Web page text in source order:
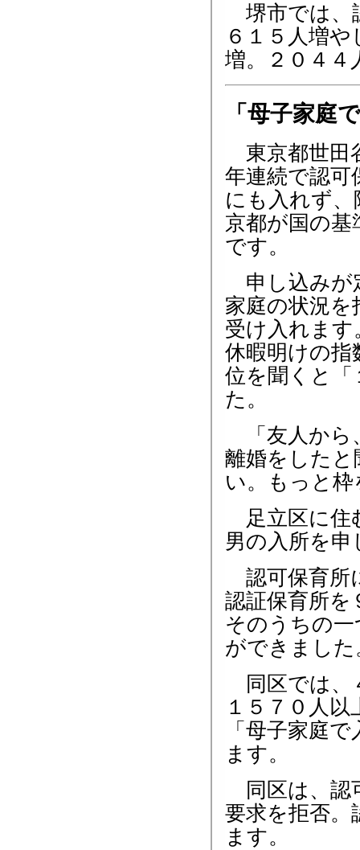
堺市では、
６１５人増
増。２０４４
「母子家庭
東京都世田
年連続で認可
にも入れず
京都が国の基
です。
申し込みが
家庭の状況を
受け入れま
休暇明けの指
位を聞くと「
た。
「友人から
離婚をした
い。もっと
足立区に住
男の入所を
認可保育所
認証保育所を
そのうちの
ができました
同区では、
１５７０人
「母子家庭
ます。
同区は、認
要求を拒否。
ます。